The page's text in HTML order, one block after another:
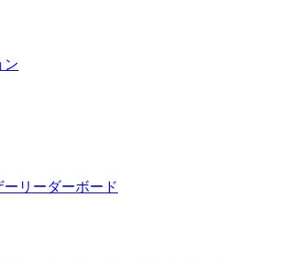
ン
リーダーボード